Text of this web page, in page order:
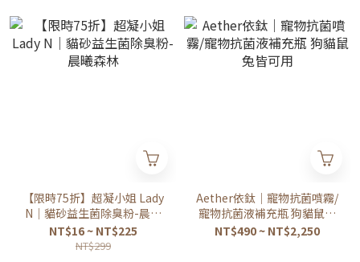
【限時75折】超凝小姐 Lady
N｜貓砂益生菌除臭粉-晨曦
森林
NT$16 ~ NT$225
NT$299
Aether依鈦｜寵物抗菌噴霧/
寵物抗菌液補充瓶 狗貓鼠兔
皆可用
NT$490 ~ NT$2,250